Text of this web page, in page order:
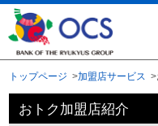
トップページ 加盟店サービス
おトク加盟店紹介